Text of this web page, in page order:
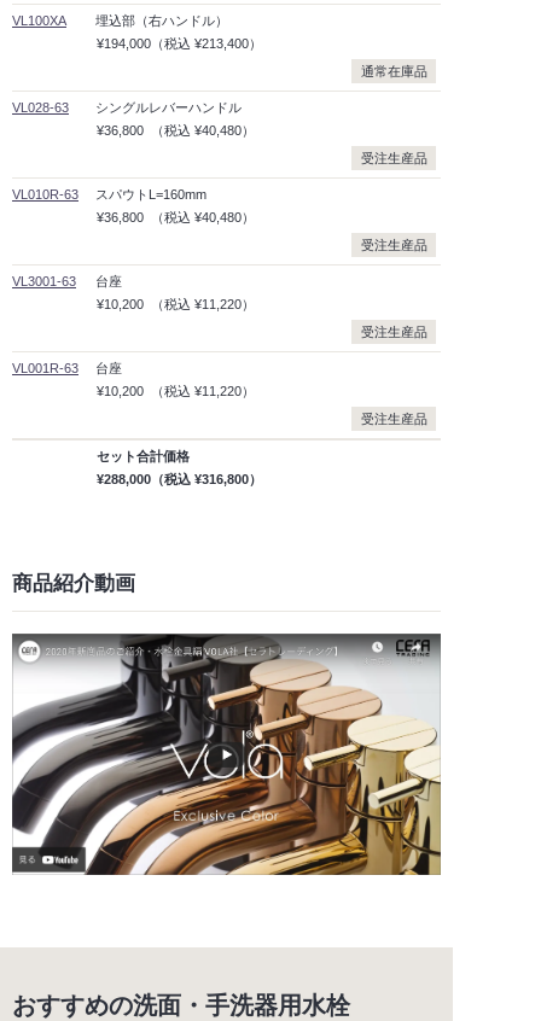
VL100XA
埋込部（右ハンドル）
¥194,000 （税込 ¥213,400）
通常在庫品
VL028-63
シングルレバーハンドル
¥36,800
（税込 ¥40,480）
受注生産品
VL010R-63
スパウトL=160mm
¥36,800
（税込 ¥40,480）
受注生産品
VL3001-63
台座
¥10,200
（税込 ¥11,220）
受注生産品
VL001R-63
台座
¥10,200
（税込 ¥11,220）
受注生産品
セット合計価格
¥288,000 （税込 ¥316,800）
商品紹介動画
おすすめの洗面・手洗器用水栓